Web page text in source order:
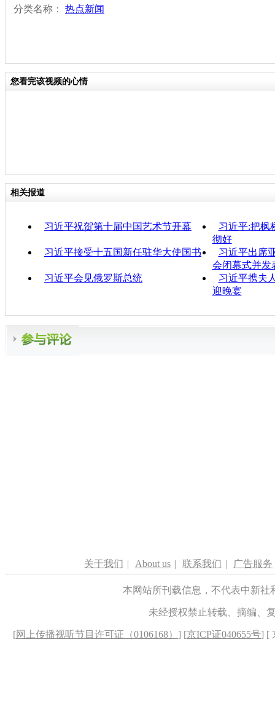
分类名称： 热点新闻
您看完该视频的心情
相关报道
习近平祝贺第十届中国艺术节开幕
习近平:把枫
彻好
习近平接受十五国新任驻华大使国书
习近平出席
会闭幕式并发
习近平会见俄罗斯总统
习近平携夫
迎晚宴
关于我们 | About us | 联系我们 | 广告服务
本网站所刊载信息，不代表中新
未经授权禁止转载、摘编、
[网上传播视听节目许可证（0106168） ] [京ICP证040655号] [